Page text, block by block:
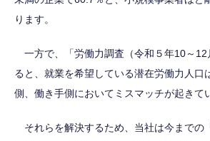
ります。
一方で、「労働力調査（令和５年10～12
ると、就業を希望している潜在労働力人口
側、働き手側においてミスマッチが起きて
それらを解決するため、当社は今までの